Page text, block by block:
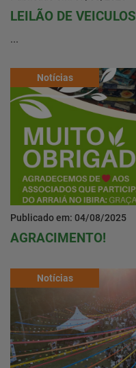
LEILÃO DE VEICULOS
...
Notícias
Publicado em: 04/08/2025
AGRACIMENTO!
Notícias